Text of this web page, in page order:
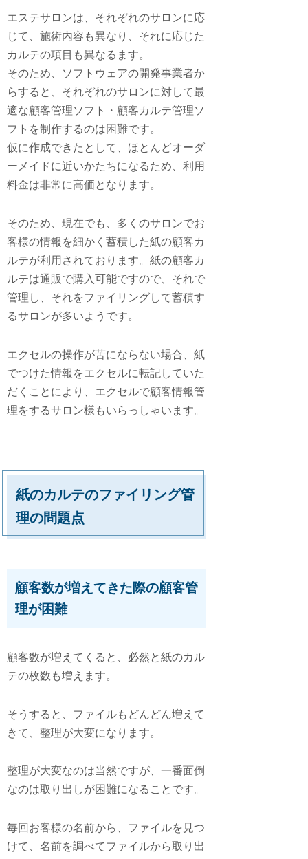
エステサロンは、それぞれのサロンに応
じて、施術内容も異なり、それに応じた
カルテの項目も異なるます。
そのため、ソフトウェアの開発事業者か
らすると、それぞれのサロンに対して最
適な顧客管理ソフト・顧客カルテ管理ソ
フトを制作するのは困難です。
仮に作成できたとして、ほとんどオーダ
ーメイドに近いかたちになるため、利用
料金は非常に高価となります。
そのため、現在でも、多くのサロンでお
客様の情報を細かく蓄積した紙の顧客カ
ルテが利用されております。紙の顧客カ
ルテは通販で購入可能ですので、それで
管理し、それをファイリングして蓄積す
るサロンが多いようです。
エクセルの操作が苦にならない場合、紙
でつけた情報をエクセルに転記していた
だくことにより、エクセルで顧客情報管
理をするサロン様もいらっしゃいます。
紙のカルテのファイリング管
理の問題点
顧客数が増えてきた際の顧客管
理が困難
顧客数が増えてくると、必然と紙のカル
テの枚数も増えます。
そうすると、ファイルもどんどん増えて
きて、整理が大変になります。
整理が大変なのは当然ですが、一番面倒
なのは取り出しが困難になることです。
毎回お客様の名前から、ファイルを見つ
けて、名前を調べてファイルから取り出